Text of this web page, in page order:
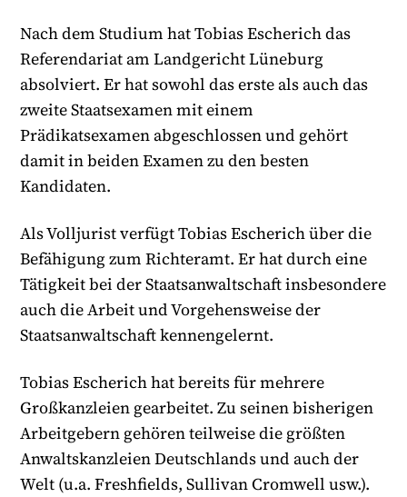
Nach dem Studium hat Tobias Escherich das
Referendariat am Landgericht Lüneburg
absolviert. Er hat sowohl das erste als auch das
zweite Staatsexamen mit einem
Prädikatsexamen abgeschlossen und gehört
damit in beiden Examen zu den besten
Kandidaten.
Als Volljurist verfügt Tobias Escherich über die
Befähigung zum Richteramt. Er hat durch eine
Tätigkeit bei der Staatsanwaltschaft insbesondere
auch die Arbeit und Vorgehensweise der
Staatsanwaltschaft kennengelernt.
Tobias Escherich hat bereits für mehrere
Großkanzleien gearbeitet. Zu seinen bisherigen
Arbeitgebern gehören teilweise die größten
Anwaltskanzleien Deutschlands und auch der
Welt (u.a. Freshfields, Sullivan Cromwell usw.).